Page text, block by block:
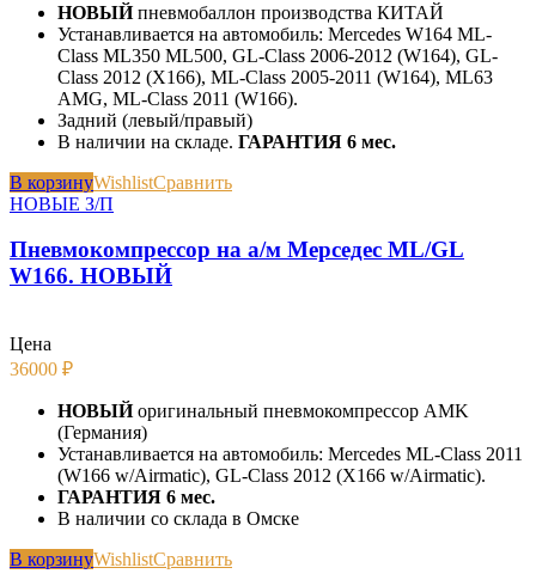
НОВЫЙпневмобаллон производства КИТАЙ
Устанавливается на автомобиль: Mercedes W164 ML-
Class ML350 ML500, GL-Class 2006-2012 (W164), GL-
Class 2012 (X166), ML-Class 2005-2011 (W164), ML63
AMG, ML-Class 2011 (W166).
Задний (левый/правый)
В наличии на складе. ГАРАНТИЯ 6 мес.
В корзинуWishlistСравнить
НОВЫЕ З/П
Пневмокомпрессор на а/м Мерседес ML/GL
W166. НОВЫЙ
Цена
36000 ₽
НОВЫЙоригинальный пневмокомпрессор AMK
(Германия)
Устанавливается на автомобиль: Mercedes ML-Class 2011
(W166 w/Airmatic), GL-Class 2012 (X166 w/Airmatic).
ГАРАНТИЯ 6 мес.
В наличии со склада в Омске
В корзинуWishlistСравнить